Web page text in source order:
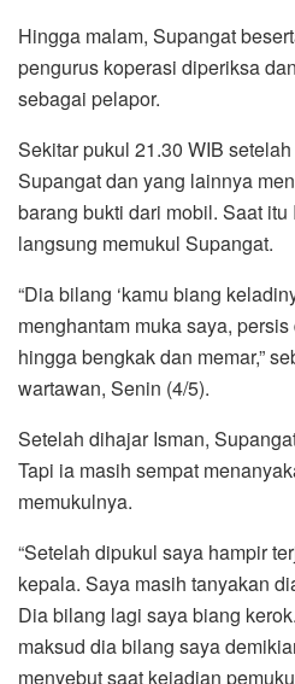
Hingga malam, Supangat
pengurus koperasi diperiksa
sebagai pelapor.
Sekitar pukul 21.30 WIB
Supangat dan yang lainnya
barang bukti dari mobil. Saat itu
langsung memukul Supangat.
“Dia bilang ‘kamu biang
menghantam muka saya,
hingga bengkak dan memar,”
wartawan, Senin (4/5).
Setelah dihajar Isman,
Tapi ia masih sempat
memukulnya.
“Setelah dipukul saya hampir
kepala. Saya masih tanyakan
Dia bilang lagi saya biang
maksud dia bilang saya
menyebut saat kejadian